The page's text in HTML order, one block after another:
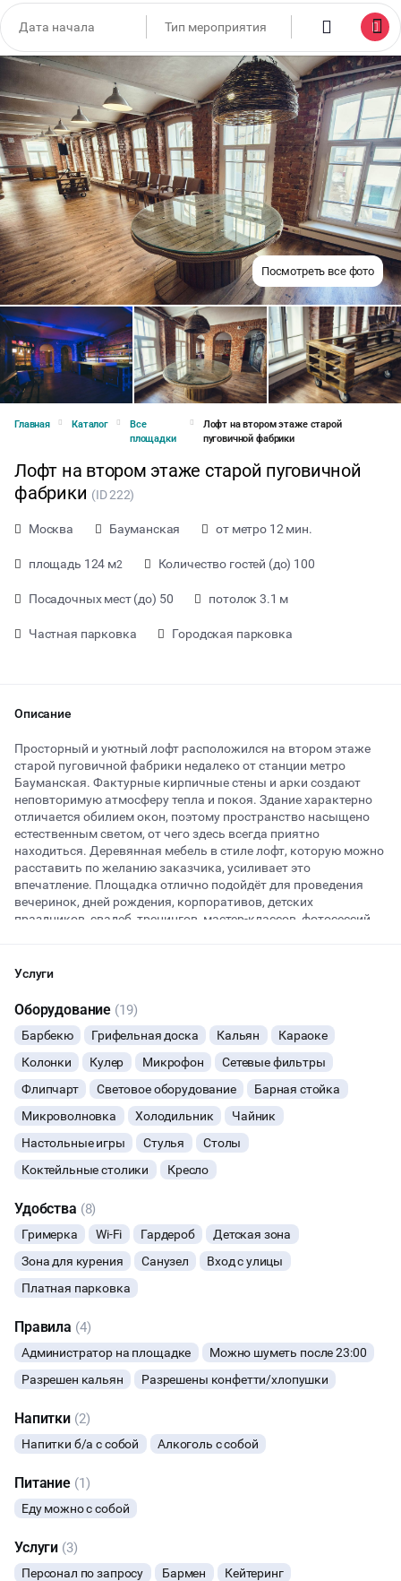
Посмотреть все фото
Главная Каталог
Все
площадки
Лофт на втором этаже старой
пуговичной фабрики
Лофт на втором этаже старой пуговичной
фабрики (ID 222)
Москва Бауманская от метро 12 мин.
площадь 124 м2 Количество гостей (до) 100
Посадочных мест (до) 50 потолок 3.1 м
Частная парковка Городская парковка
Описание
Просторный и уютный лофт расположился на втором этаже
старой пуговичной фабрики недалеко от станции метро
Бауманская. Фактурные кирпичные стены и арки создают
неповторимую атмосферу тепла и покоя. Здание характерно
отличается обилием окон, поэтому пространство насыщено
естественным светом, от чего здесь всегда приятно
находиться. Деревянная мебель в стиле лофт, которую можно
расставить по желанию заказчика, усиливает это
впечатление. Площадка отлично подойдёт для проведения
вечеринок, дней рождения, корпоративов, детских
праздников, свадеб, тренингов, мастер-классов, фотосессий.
можно заказать оформление зала, кейтеринг или услуги
фотографа. В лофте можно спокойно шуметь до поздней ночи,
разрешены кальян, конфетти и хлопушки. Если возникнут
какие-то трудности, всегда можно обратиться к
администратору на площадке.
Конфигурация зала меняется в зависимости от предпочтений
заказчика, а менеджер площадки поможет Вам в организации
любого мероприятия.
Услуги
Оборудование (19)
Барбекю Грифельная доска Кальян
Караоке
Колонки
Кулер Микрофон
Сетевые фильтры
Флипчарт
Световое оборудование
Барная стойка
Микроволновка
Холодильник
Чайник
Настольные игры
Стулья
Столы
Коктейльные столики
Кресло
Удобства (8)
Гримерка Wi-Fi Гардероб
Детская зона
Зона для курения
Санузел
Вход с улицы
Платная парковка
Правила (4)
Администратор на площадке
Можно шуметь после 23:00
Разрешен кальян
Разрешены конфетти/хлопушки
Напитки (2)
Напитки б/а с собой Алкоголь с собой
Питание (1)
Еду можно с собой
Услуги (3)
Персонал по запросу Бармен Кейтеринг
от 1500 ₽ за час
Тип мероприятия
ВЕЧЕРИНКИ
ДЕНЬ РОЖДЕНИЯ
ДЕТСКИЕ ПРАЗДНИКИ
СВАДЬБЫ
КОРПОРАТИВЫ
ДЕЛОВЫЕ МЕРОПРИЯТИЯ
ФОТОСЕССИИ
БАНКЕТЫ
ЮБИЛЕЙ
ВЫПУСКНЫЕ
МАЛЬЧИШНИК
ДИСКОТЕКА
НОВЫЙ ГОД
МАСТЕР-КЛАСС
Начало Окончание
ОСТАВИТЬ ЗАЯВКУ
Вы можете отменить заявку в любой момент, это бесплатно
или поменять параметры с нашим менеджером после того, как
оставите заявку
🔥 11 человек интересовались этой площадкой сегодня